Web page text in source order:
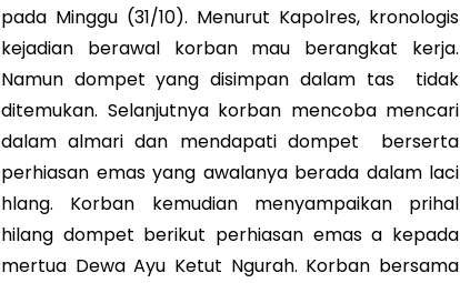
pada Minggu (31/10). Menurut Kapolres, kronologis
kejadian berawal korban mau berangkat kerja.
Namun dompet yang disimpan dalam tas tidak
ditemukan. Selanjutnya korban mencoba mencari
dalam almari dan mendapati dompet berserta
perhiasan emas yang awalanya berada dalam laci
hlang. Korban kemudian menyampaikan prihal
hilang dompet berikut perhiasan emas a kepada
mertua Dewa Ayu Ketut Ngurah. Korban bersama